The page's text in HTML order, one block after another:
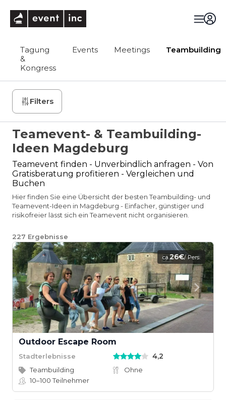
Tagung
&
Kongress
Events Meetings Teambuilding
Filters
Teamevent- & Teambuilding-
Ideen Magdeburg
Teamevent finden - Unverbindlich anfragen - Von
Gratisberatung profitieren - Vergleichen und
Buchen
Hier finden Sie eine Übersicht der besten Teambuilding- und
Teamevent-Ideen in Magdeburg - Einfacher, günstiger und
risikofreier lässt sich ein Teamevent nicht organisieren.
227 Ergebnisse
ca.26€/ Pers.
Outdoor Escape Room
Stadterlebnisse 4,2
Teambuilding
Ohne
10–100Teilnehmer